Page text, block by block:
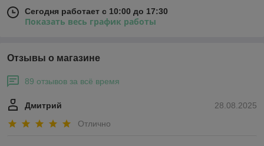
Сегодня работает с 10:00 до 17:30
Показать весь график работы
Отзывы о магазине
89 отзывов за всё время
28.08.2025
Дмитрий
Отлично